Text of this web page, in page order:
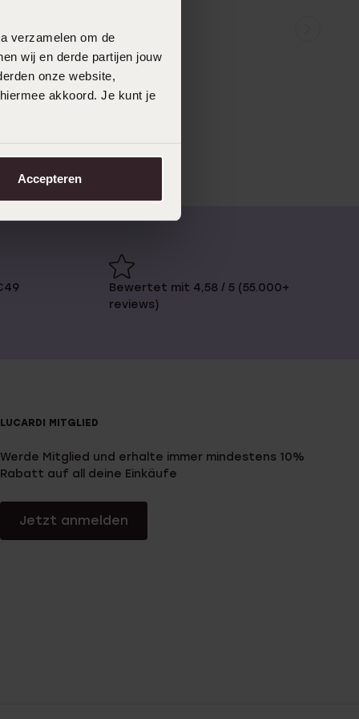
verzamelen om de
wij en derde partijen jouw
onze website,
akkoord. Je kunt je
Accepteren
Bewertet mit 4,58 / 5 (55.000+
reviews)
LUCARDI MITGLIED
Werde Mitglied und erhalte immer mindestens 10%
Rabatt auf all deine Einkäufe
Jetzt anmelden